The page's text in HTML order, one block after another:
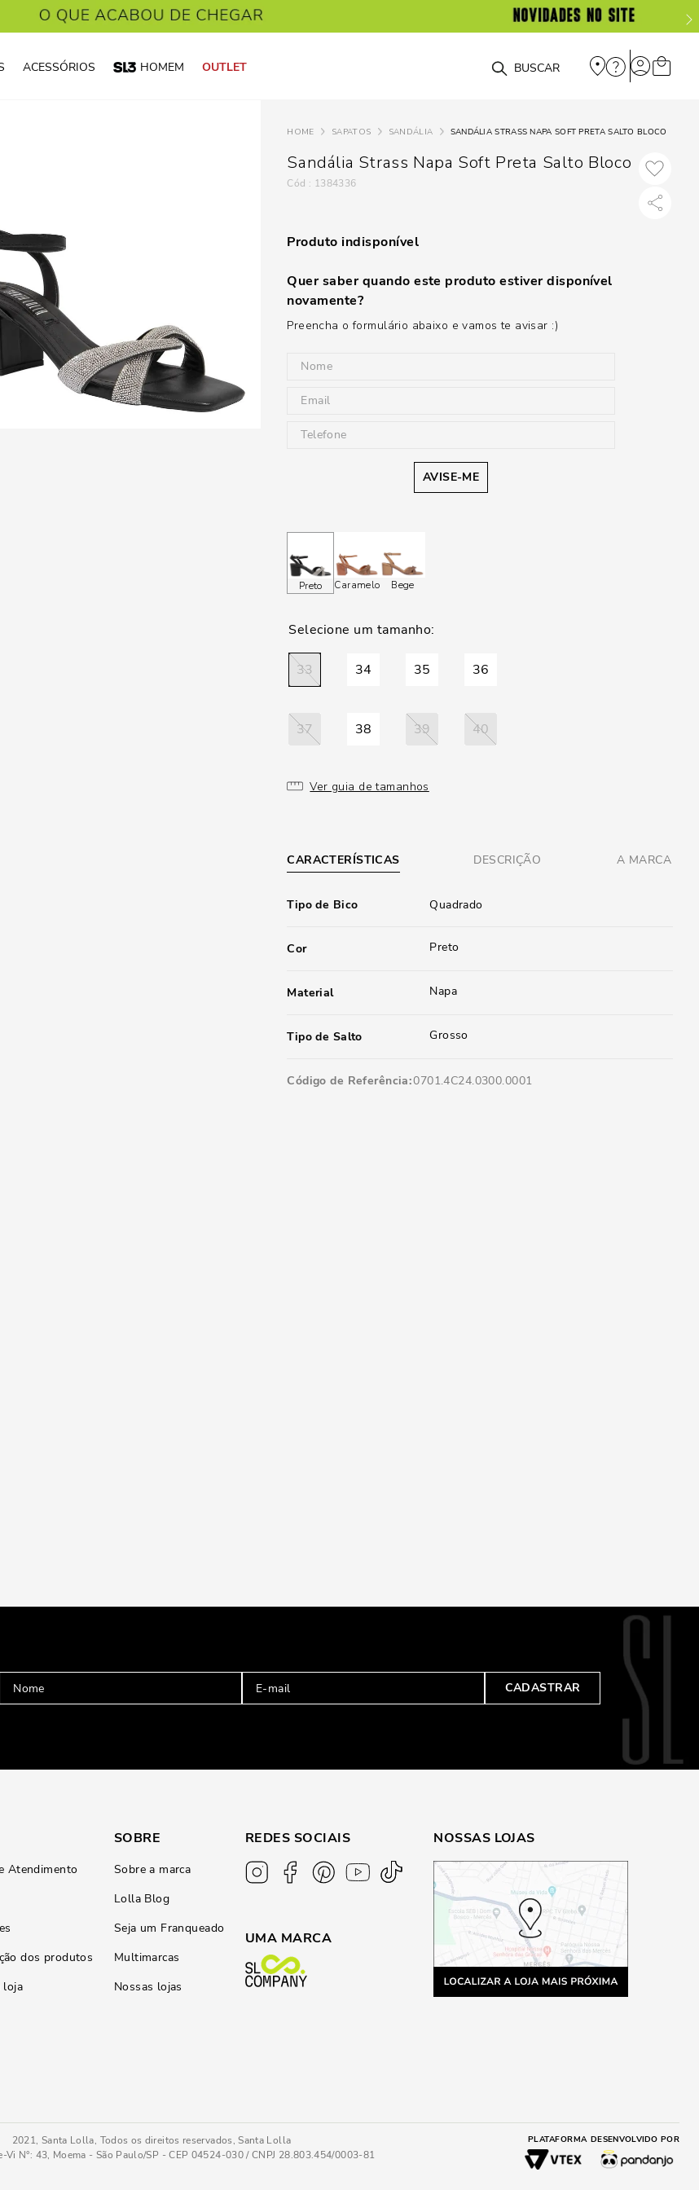
ACESSÓRIOS HOMEM OUTLET O que você está procurando?
SAPATOS SANDÁLIA SANDÁLIA STRASS NAPA SOFT PRETA SALTO BLOCO
Sandália Strass Napa Soft Preta Salto Bloco
: 1384336
Produto indisponível
Quer saber quando este produto estiver disponível
novamente?
Preencha o formulário abaixo e vamos te avisar :)
AVISE-ME
Preto Caramelo Bege
33 34 35 36
37 38 39 40
Ver guia de tamanhos
CARACTERÍSTICAS DESCRIÇÃO A MARCA
Tipo de Bico Quadrado
Cor Preto
Material Napa
Tipo de Salto Grosso
Código de Referência 0701.4C24.0300.0001
CADASTRAR
Atendimento
dos produtos
loja
SOBRE
Sobre a marca
Lolla Blog
Seja um Franqueado
Multimarcas
Nossas lojas
REDES SOCIAIS
UMA MARCA
NOSSAS LOJAS
2021, Santa Lolla, Todos os direitos reservados, Santa Lolla
Vi N°: 43, Moema - São Paulo/SP - CEP 04524-030 / CNPJ 28.803.454/0003-81
PLATAFORMA DESENVOLVIDO POR